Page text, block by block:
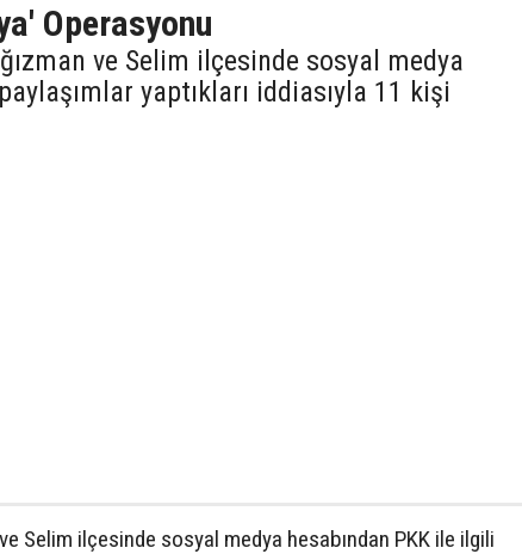
Operasyonu
ve Selim ilçesinde sosyal medya
yaptıkları iddiasıyla 11 kişi
Selim ilçesinde sosyal medya hesabından PKK ile ilgili